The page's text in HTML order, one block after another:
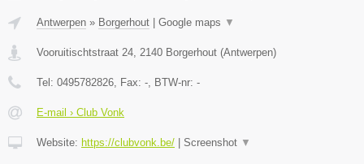
Antwerpen » Borgerhout | Google maps ▼
Vooruitischtstraat 24 2140 Borgerhout (Antwerpen)
Tel: 0495782826 , Fax: - , BTW-nr: -
E-mail › Club Vonk
Website: https://clubvonk.be/ | Screenshot ▼